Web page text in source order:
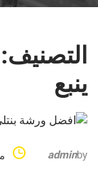
التصنيف:
ينبع
by
admin